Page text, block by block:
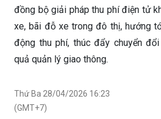
đồng bộ giải pháp thu phí điện tử
xe, bãi đỗ xe trong đô thị, hướng
động thu phí, thúc đẩy chuyển
quả quản lý giao thông.
Thứ Ba 28/04/2026 16:23
(GMT+7)